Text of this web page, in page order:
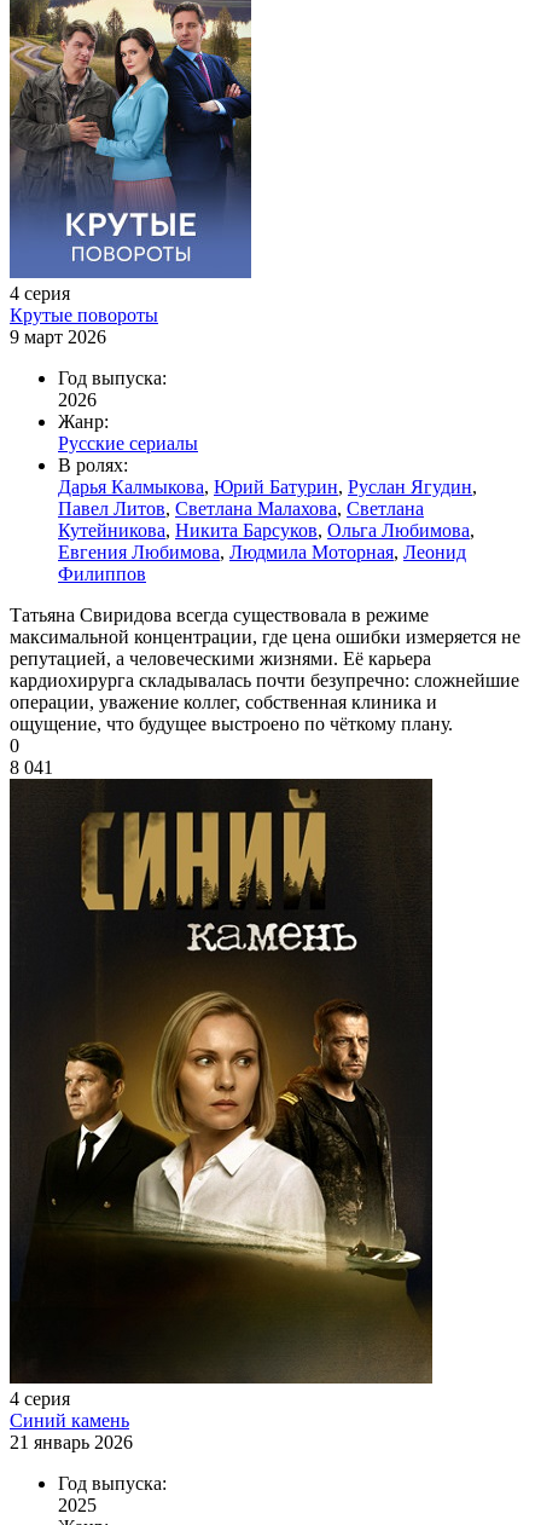
4 серия
Крутые повороты
9 март 2026
Год выпуска:
2026
Жанр:
Русские сериалы
В ролях:
Дарья Калмыкова, Юрий Батурин, Руслан Ягудин,
Павел Литов, Светлана Малахова, Светлана
Кутейникова, Никита Барсуков, Ольга Любимова,
Евгения Любимова, Людмила Моторная, Леонид
Филиппов
Татьяна Свиридова всегда существовала в режиме
максимальной концентрации, где цена ошибки измеряется не
репутацией, а человеческими жизнями. Её карьера
кардиохирурга складывалась почти безупречно: сложнейшие
операции, уважение коллег, собственная клиника и
ощущение, что будущее выстроено по чёткому плану.
0
8 041
4 серия
Синий камень
21 январь 2026
Год выпуска:
2025